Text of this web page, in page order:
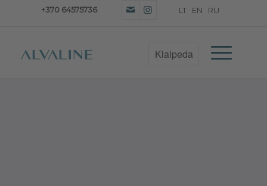
+370 64575736